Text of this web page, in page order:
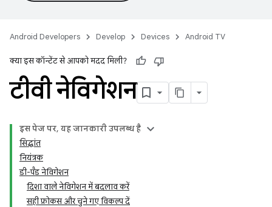
Android Developers Develop Devices Android TV
क्या इस कॉन्टेंट से आपको मदद मिली?
टीवी नेविगेशन
इस पेज पर, यह जानकारी उपलब्ध है
सिद्धांत
नियंत्रक
डी-पैड नेविगेशन
दिशा वाले नेविगेशन में बदलाव करें
सही फ़ोकस और चुने गए विकल्प दें